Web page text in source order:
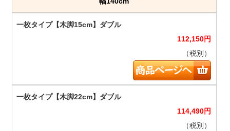
112,150円
（税別）
114,490円
（税別）